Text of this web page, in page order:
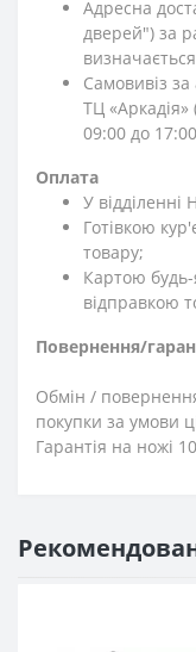
Адресна
дверей") за
Самовивіз
ТЦ «Аркадія»
09:00 до
Оплата
У
Готівкою
товару;
Картою будь-
відправкою
Повернення/
Обмін /
покупки за умови
Гарантія на ножі